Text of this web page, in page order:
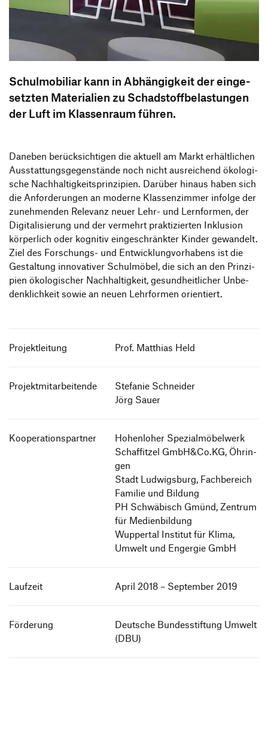
Downloads
Information Events
Schul­mo­bi­liar kann in Abhän­gig­keit der ein­ge­
setz­ten Mate­ria­lien zu Schad­stoff­be­las­tun­gen
der Luft im Klas­sen­raum führen.
Daneben berück­sich­ti­gen die aktuell am Markt erhält­li­chen
Aus­stat­tungs­ge­gen­stände noch nicht aus­rei­chend öko­lo­gi­
sche Nach­hal­tig­keits­prin­zi­pien. Darüber hinaus haben sich
die Anfor­de­run­gen an moderne Klas­sen­zim­mer infolge der
zuneh­men­den Rele­vanz neuer Lehr- und Lern­for­men, der
Digi­ta­li­sie­rung und der ver­mehrt prak­ti­zier­ten Inklu­sion
kör­per­lich oder kogni­tiv ein­ge­schränk­ter Kinder gewan­delt.
Ziel des For­­schungs- und Ent­wick­lungvor­ha­bens ist die
Gestal­tung inno­va­ti­ver Schul­mö­bel, die sich an den Prin­zi­
pien öko­lo­gi­scher Nach­hal­tig­keit, gesund­heit­li­cher Unbe­
denk­lich­keit sowie an neuen Lehr­for­men orientiert.
Projektleitung Prof. Mat­thias Held
Projektmitarbeitende
Ste­fa­nie Schnei­der
Jörg Sauer
Kooperationspartner
Hohen­lo­her Spe­zi­al­mö­bel­werk
Schaf­fit­zel GmbH&Co.KG, Öhrin­
gen
Stadt Lud­wigs­burg, Fach­be­reich
Familie und Bildung
PH Schwä­bisch Gmünd, Zentrum
für Medi­en­bil­dung
Wup­per­tal Insti­tut für Klima,
Umwelt und Eng­er­gie GmbH
Laufzeit April 2018 – Sep­tem­ber 2019
Förderung
Deut­sche Bun­des­stif­tung Umwelt
(DBU)